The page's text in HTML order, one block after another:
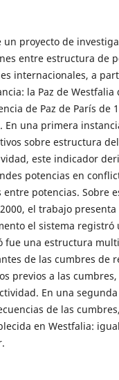
proyecto de
entre estructura de
internacionales, a
la Paz de Westfalia
de Paz de París de
En una primera
sobre estructura
este indicador
potencias en
potencias. Sobre
el trabajo presenta
el sistema registró
fue una estructura
de las cumbres de
previos a las
En una
de las
en Westfalia: